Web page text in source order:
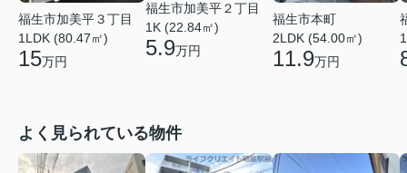
福生市加美平３丁目
1LDK (80.47㎡)
15万円
福生市加美平２丁目
1K (22.84㎡)
5.9万円
福生市本町
2LDK (54.00㎡)
11.9万円
よく見られている物件